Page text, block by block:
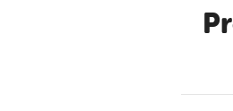
Prefeitura de Belo Jardim realiza o 1º WorkShow de Língua